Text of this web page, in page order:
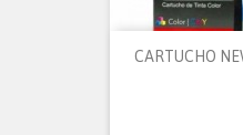
CARTUCHO